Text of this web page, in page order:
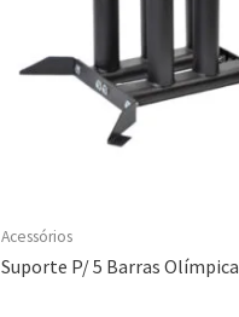
Acessórios
Suporte P/ 5 Barras Olímpica